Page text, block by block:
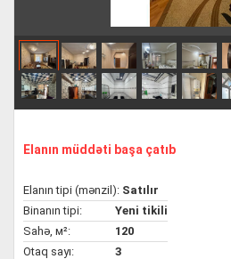
Elanın müddəti başa çatıb
Elanın tipi (mənzil): Satılır
Binanın tipi:
Yeni tikili
Sahə, м²:
120
Otaq sayı:
3